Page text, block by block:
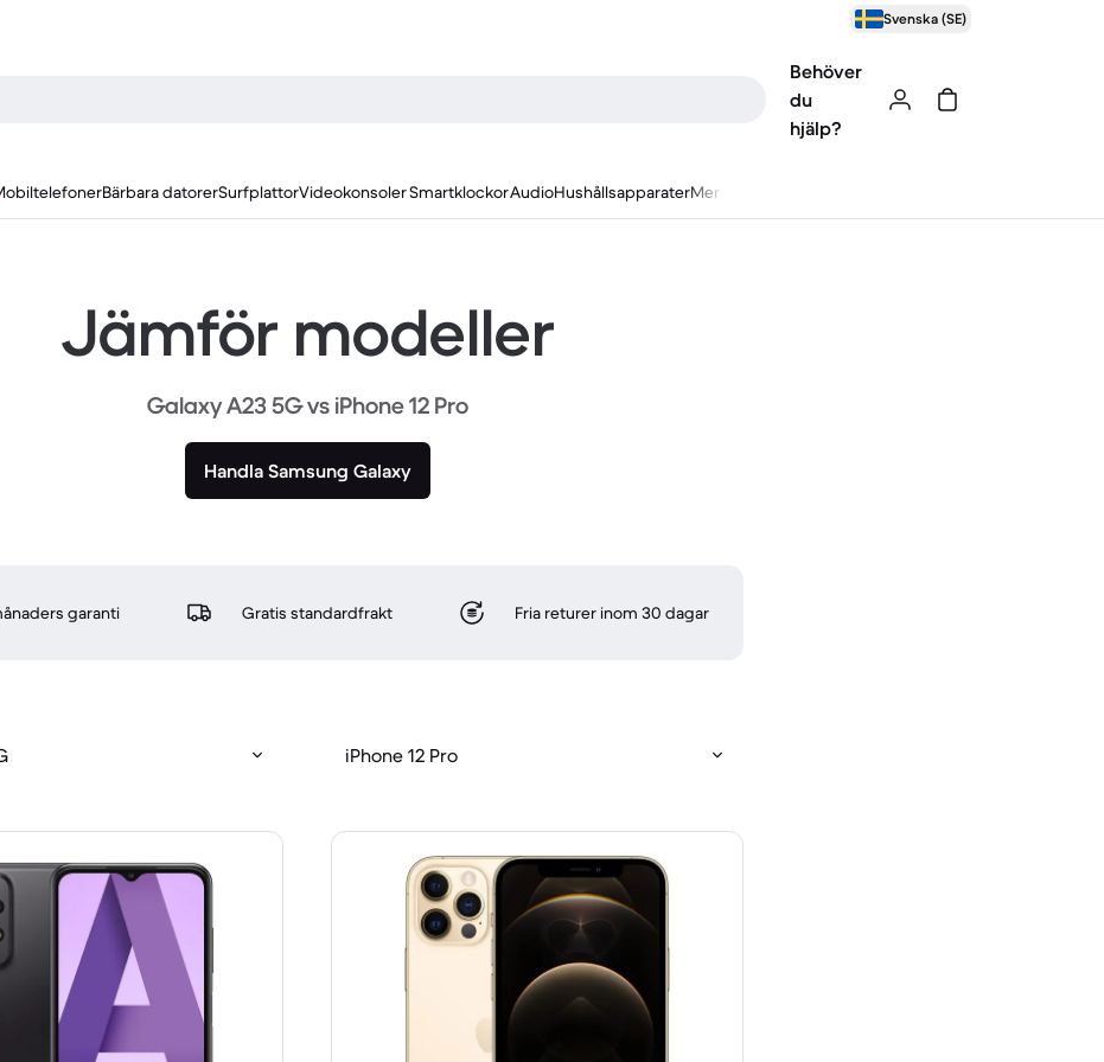
Svenska (SE)
Behöver
du
hjälp?
Bärbara datorerSurfplattorVideokonsolerSmartklockorAudioHushållsapparaterMer
Jämför modeller
Galaxy A23 5G vs iPhone 12 Pro
Handla Samsung Galaxy
garanti Gratis standardfrakt Fria returer inom 30 dagar
iPhone 12 Pro